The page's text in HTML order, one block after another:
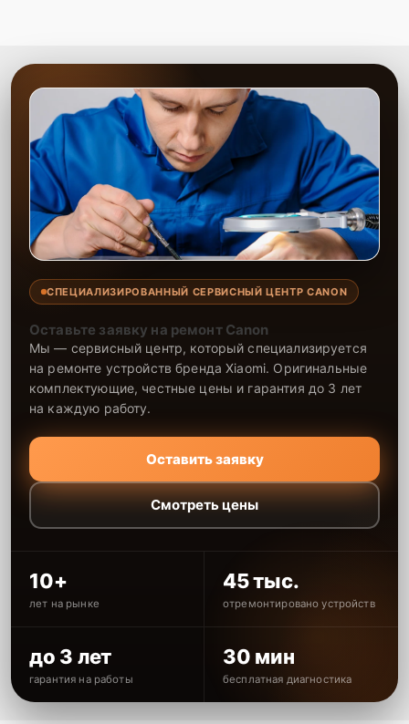
СПЕЦИАЛИЗИРОВАННЫЙ СЕРВИСНЫЙ ЦЕНТР CANON
Оставьте заявку на ремонт Canon
Мы — сервисный центр, который специализируется
на ремонте устройств бренда Xiaomi. Оригинальные
комплектующие, честные цены и гарантия до 3 лет
на каждую работу.
Оставить заявку
Смотреть цены
10+
лет на рынке
45 тыс.
отремонтировано устройств
до 3 лет
гарантия на работы
30 мин
бесплатная диагностика